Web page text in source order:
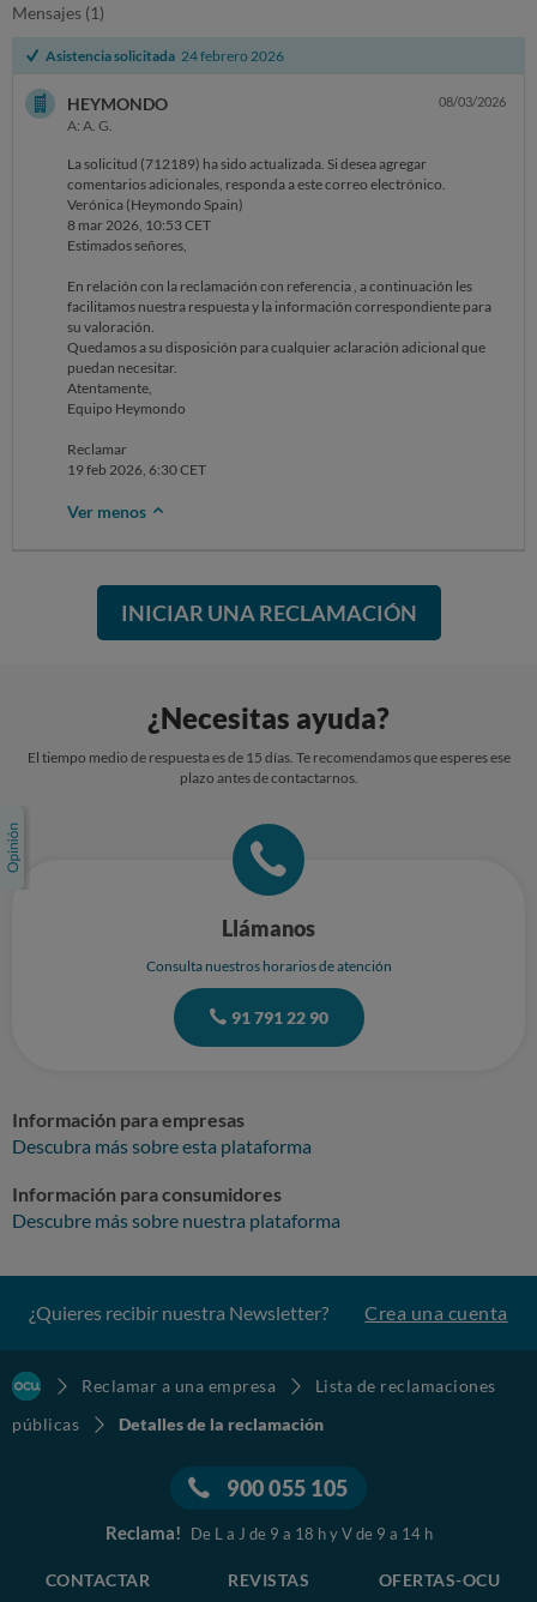
Mensajes (1)
Asistencia solicitada 24 febrero 2026
HEYMONDO
A: A. G.
08/03/2026
La solicitud (712189) ha sido actualizada. Si desea agregar
comentarios adicionales, responda a este correo electrónico.
Verónica (Heymondo Spain)
8 mar 2026, 10:53 CET
Estimados señores,
En relación con la reclamación con referencia , a continuación les
facilitamos nuestra respuesta y la información correspondiente para
su valoración.
Quedamos a su disposición para cualquier aclaración adicional que
puedan necesitar.
Atentamente,
Equipo Heymondo
Reclamar
19 feb 2026, 6:30 CET
Ver menos
INICIAR UNA RECLAMACIÓN
¿Necesitas ayuda?
El tiempo medio de respuesta es de 15 días. Te recomendamos que esperes ese
plazo antes de contactarnos.
Llámanos
Consulta nuestros horarios de atención
91 791 22 90
Información para empresas
Descubra más sobre esta plataforma
Información para consumidores
Descubre más sobre nuestra plataforma
¿Quieres recibir nuestra Newsletter? Crea una cuenta
Reclamar a una empresa
Lista de reclamaciones
públicas
Detalles de la reclamación
900 055 105
Reclama! De L a J de 9 a 18 h y V de 9 a 14 h
CONTACTAR REVISTAS OFERTAS-OCU